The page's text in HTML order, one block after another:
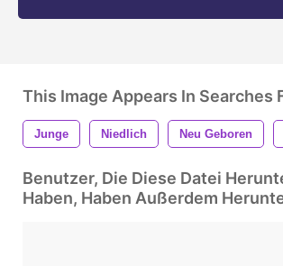
This Image Appears In Searches
Junge Niedlich Neu Geboren
Benutzer, Die Diese Datei
Haben, Haben Außerdem